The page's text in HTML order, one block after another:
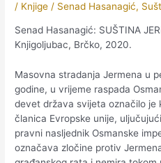
/ Knjige / Senad Hasanagić,
Senad Hasanagić: SUŠTINA
Knjigoljubac, Brčko, 2020.
Masovna stradanja Jermena u
godine, u vrijeme raspada
devet država svijeta označilo je
članica Evropske unije,
pravni nasljednik Osmanske
označava zločine protiv